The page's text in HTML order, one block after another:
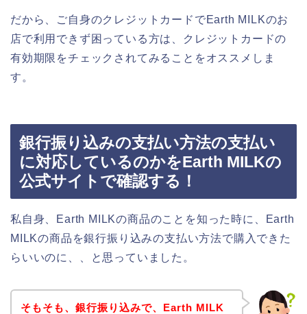
だから、ご自身のクレジットカードでEarth MILKのお
店で利用できず困っている方は、クレジットカードの
有効期限をチェックされてみることをオススメしま
す。
銀行振り込みの支払い方法の支払い
に対応しているのかをEarth MILKの
公式サイトで確認する！
私自身、Earth MILKの商品のことを知った時に、Earth
MILKの商品を銀行振り込みの支払い方法で購入できた
らいいのに、、と思っていました。
そもそも、銀行振り込みで、Earth MILK